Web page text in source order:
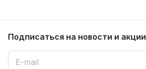
Подписаться на новости и акции